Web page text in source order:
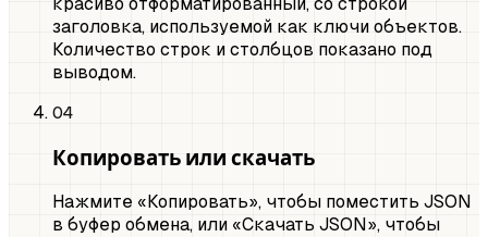
заголовка, используемой как ключи объектов.
Количество строк и столбцов показано под
выводом.
04
Копировать или скачать
Нажмите «Копировать», чтобы поместить JSON
в буфер обмена, или «Скачать JSON», чтобы